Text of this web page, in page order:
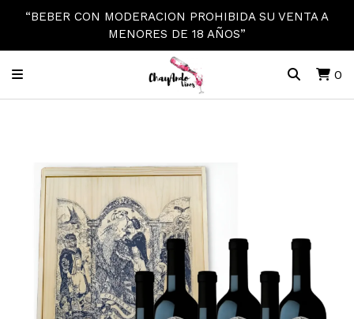
“BEBER CON MODERACION PROHIBIDA SU VENTA A
MENORES DE 18 AÑOS”
0